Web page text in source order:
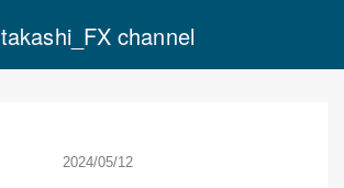
takashi_FX channel
2024/05/12